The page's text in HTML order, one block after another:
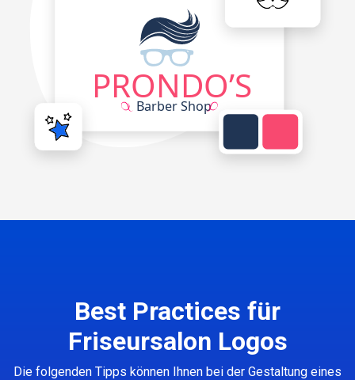
Best Practices für
Friseursalon Logos
Die folgenden Tipps können Ihnen bei der Gestaltung eines